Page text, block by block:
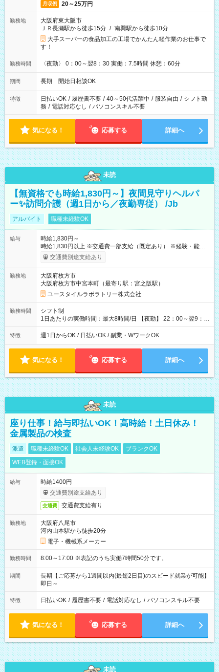
月収例 20～25万円
勤務地
大阪府東大阪市
ＪＲ長瀬駅から徒歩15分 / 南巽駅から徒歩10分
大手スーパーの食品加工の工場でかんたん軽作業のお仕事で
す！
勤務時間 〈夜勤〉 0：00～翌8：30 実働：7.5時間 休憩：60分
期間 長期 開始日相談OK
特徴 日払いOK / 履歴書不要 / 40～50代活躍中 / 服装自由 / シフト勤
務 / 電話対応なし / パソコンスキル不要
気になる！ 応募する 詳細へ
未読
【無資格でも時給1,830円～】夜間見守りヘルパ
ー✨訪問介護（週1日から／夜勤専従） /Jb
アルバイト 職種未経験OK
給与
時給1,830円～
時給1,830円以上 ※交通費一部支給（既定あり） ※経験・能力を
考慮して決定します 【収入例】 週1回勤務の場合：1,830円×8時
間×4回=5万8,560円 週3回勤務の場合：1,830円×8時間×12回
月 ※ 雇用形態と給与に、本採用時と異なる部分があります。 雇
用形態：本採用時と同じです。 給与：時給 1,610円以上
交通費別途支給あり
勤務地
大阪府枚方市
大阪府枚方市中宮本町（最寄り駅：宮之阪駅）
ユースタイルラボラトリー株式会社
勤務時間
シフト制
1日あたりの実働時間：最大8時間/日 【夜勤】 22：00～翌9：
00 ※週1日～OK ／ 夜勤専従 ＊＊ 勤務時間例 ＊＊ ■22時か
ら翌7時 ■23時から翌8時 ■24時から翌9時 など ※上記の時間
ます。 ※曜日固定（毎週同じ曜日での勤務となります）
特徴 週1日からOK / 日払いOK / 副業・WワークOK
気になる！ 応募する 詳細へ
未読
座り仕事！給与即払いOK！高時給！土日休み！
金属製品の検査
派遣 職種未経験OK 社会人未経験OK
ブランクOK
WEB登録・面接OK
給与
時給1400円
交通費別途支給あり
交通費 交通費支給有り
勤務地
大阪府八尾市
河内山本駅から徒歩20分
電子・機械系メーカー
勤務時間 8:00～17:00 ※表記のうち実働7時間50分です。
期間
長期【ご応募から1週間以内(最短2日目)のスピード就業が可能】
即日～
特徴 日払いOK / 履歴書不要 / 電話対応なし / パソコンスキル不要
気になる！ 応募する 詳細へ
未読